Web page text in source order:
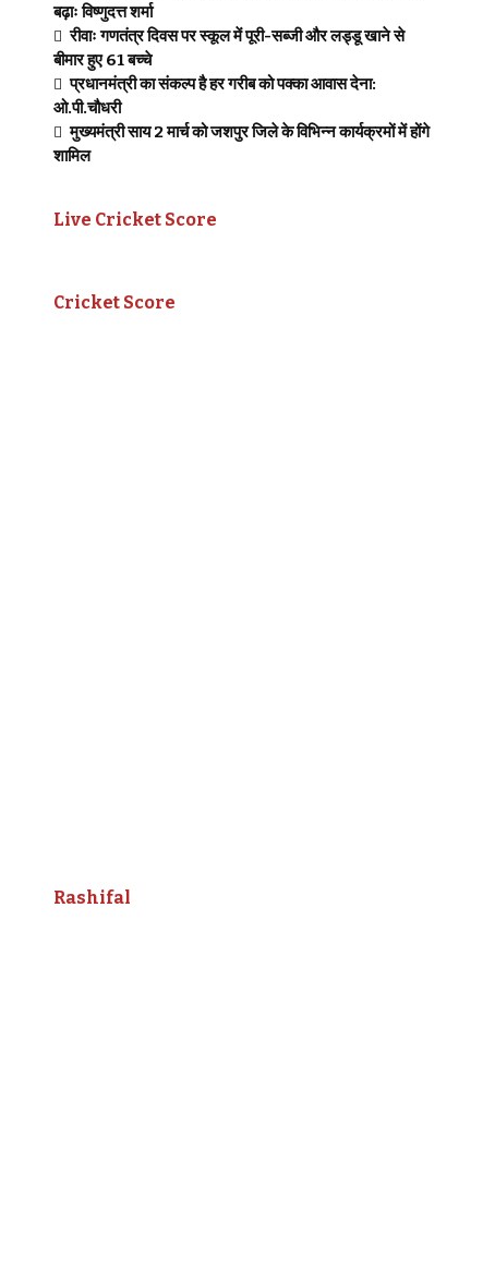
बढ़ाः विष्णुदत्त शर्मा
रीवाः गणतंत्र दिवस पर स्कूल में पूरी-सब्जी और लड्डू खाने से
बीमार हुए 61 बच्चे
प्रधानमंत्री का संकल्प है हर गरीब को पक्का आवास देना:
ओ.पी.चौधरी
मुख्यमंत्री साय 2 मार्च को जशपुर जिले के विभिन्न कार्यक्रमों में होंगे
शामिल
Live Cricket Score
Cricket Score
Rashifal